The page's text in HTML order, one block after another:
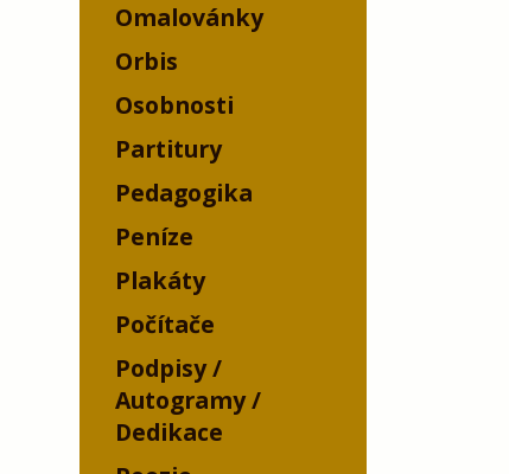
Omalovánky
Orbis
Osobnosti
Partitury
Pedagogika
Peníze
Plakáty
Počítače
Podpisy /
Autogramy /
Dedikace